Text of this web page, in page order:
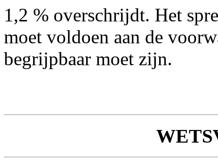
1,2 % overschrijdt. Het
moet voldoen aan de
begrijpbaar moet zijn.